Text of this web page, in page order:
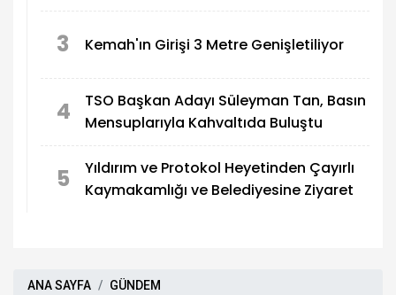
3 Kemah'ın Girişi 3 Metre Genişletiliyor
4
TSO Başkan Adayı Süleyman Tan, Basın
Mensuplarıyla Kahvaltıda Buluştu
5
Yıldırım ve Protokol Heyetinden Çayırlı
Kaymakamlığı ve Belediyesine Ziyaret
ANA SAYFA
GÜNDEM